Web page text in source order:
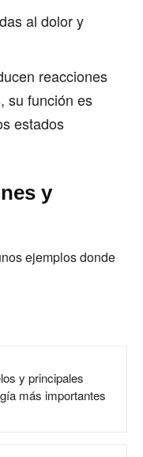
al dolor y
reacciones
su función es
estados
y
ejemplos donde
y principales
más importantes